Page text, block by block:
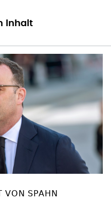
Inhalt
VON SPAHN